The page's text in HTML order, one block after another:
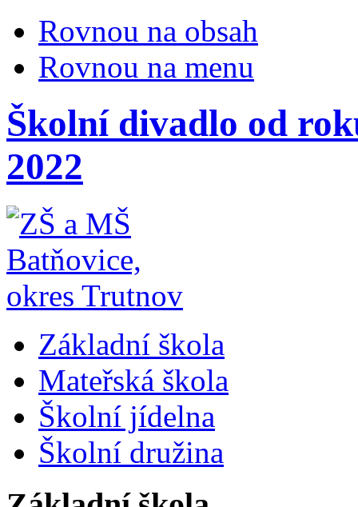
Rovnou na obsah
Rovnou na menu
Školní divadlo od
2022
Základní škola
Mateřská škola
Školní jídelna
Školní družina